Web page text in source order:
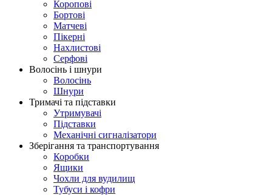
Коропові
Бортові
Матчеві
Пікерні
Нахлистові
Серфові
Волосінь і шнури
Волосінь
Шнури
Тримачі та підставки
Утримувачі
Підставки
Механічні сигналізатори
Зберігання та транспортування
Коробки
Ящики
Чохли для вудилищ
Тубуси і кофри